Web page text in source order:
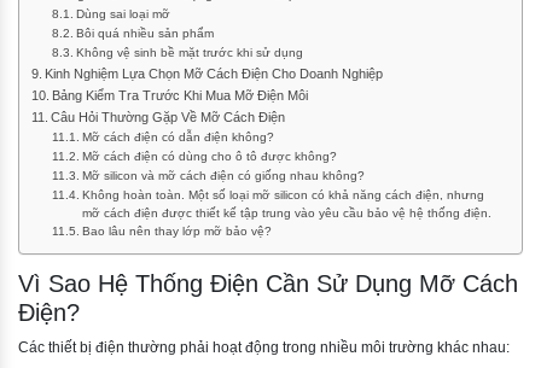
Dùng sai loại mỡ
Bôi quá nhiều sản phẩm
Không vệ sinh bề mặt trước khi sử dụng
Kinh Nghiệm Lựa Chọn Mỡ Cách Điện Cho Doanh Nghiệp
Bảng Kiểm Tra Trước Khi Mua Mỡ Điện Môi
Câu Hỏi Thường Gặp Về Mỡ Cách Điện
Mỡ cách điện có dẫn điện không?
Mỡ cách điện có dùng cho ô tô được không?
Mỡ silicon và mỡ cách điện có giống nhau không?
Không hoàn toàn. Một số loại mỡ silicon có khả năng cách điện, nhưng
mỡ cách điện được thiết kế tập trung vào yêu cầu bảo vệ hệ thống điện.
Bao lâu nên thay lớp mỡ bảo vệ?
Vì Sao Hệ Thống Điện Cần Sử Dụng Mỡ Cách
Điện?
Các thiết bị điện thường phải hoạt động trong nhiều môi trường khác nhau: